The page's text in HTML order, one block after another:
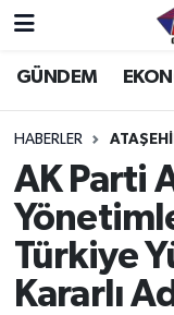
GÜNDEM
HABERLER
AK Parti
Türkiye
Kararlı
Hava
Trafik
Süper Lig
Tüm
Son Dakika